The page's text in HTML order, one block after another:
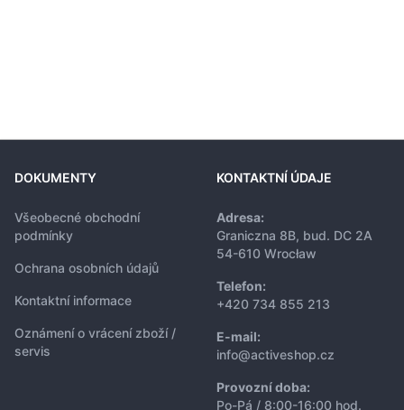
DOKUMENTY
Všeobecné obchodní
podmínky
Ochrana osobních údajů
Kontaktní informace
Oznámení o vrácení zboží /
servis
KONTAKTNÍ ÚDAJE
Adresa:
Graniczna 8B, bud. DC 2A
54-610 Wrocław
Telefon:
+420 734 855 213
E-mail:
info@activeshop.cz
Provozní doba:
Po-Pá / 8:00-16:00 hod.